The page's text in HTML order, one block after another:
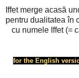
Iffet merge acasă
pentru dualitatea în
cu numele Iffet (=
for the English